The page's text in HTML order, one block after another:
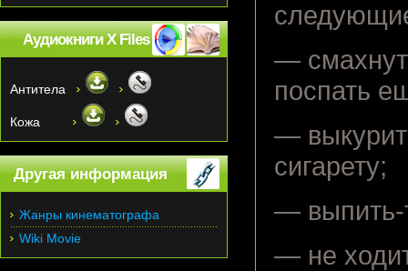
—
поспать
—
сигарету;
— выпить-
— не
Аудиокниги X Files
Антитела
Кожа
Другая информация
Жанры кинематографа
Wiki Movie